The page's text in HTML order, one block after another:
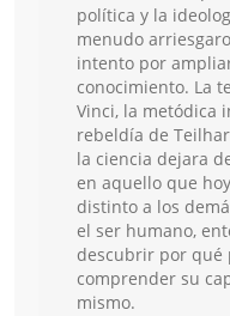
política y la
menudo
intento por
conocimiento. La
Vinci, la metódica
rebeldía de
la ciencia dejara
en aquello que
distinto a los
el ser humano,
descubrir por qué
comprender su
mismo.